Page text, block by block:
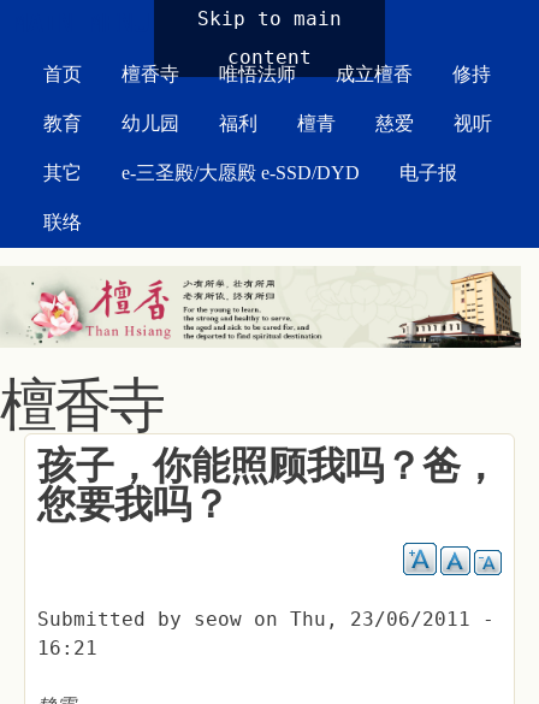
Skip to main
content
首页 檀香寺 唯悟法师 成立檀香 修持
教育 幼儿园 福利 檀青 慈爱 视听
其它 e-三圣殿/大愿殿 e-SSD/DYD 电子报
联络
檀香寺
孩子，你能照顾我吗？爸，
您要我吗？
Submitted by seow on Thu, 23/06/2011 -
16:21